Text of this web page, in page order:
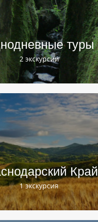
туры
2 экскурсии
Край
1 экскурсия